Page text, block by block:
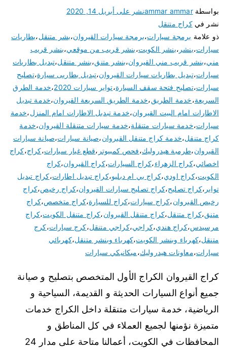
بواسطةammar ammarنشر على أبريل 14, 2020
نشر فيكراج متنقل
ذو علامة برمجة سيارات،برمجة سيارات القيروان،بشر متنقل،بطاريات
سيارات،بنشر ،بنشر الكويت،بنشر قريب من موقعي،بنشر قريب
مني،بنشر قريب مني القيروان،بنشر متنق،بنشر متنقل،تبديل بطاريات
سيارات،تبديل بطاريات سيارات القيروان،تبديل بطاريى سيارة،تصليح
سيارات،تصليح فتحة سقف السيارة،تواير سيارات 2020 ،خدمة الطرق
السريعة،خدمة الطريق،خدمة الطريق السريعة القيروان،خدمة تبديل
الاطارات امام البيت القيروان،خدمة تبديل الاطارات امام المنزل،خدمة
سيارات،خدمة سيارات متنقلة،خدمة سيارات متنقلة القيروان،خدمة
كراج متنقل،خدمة كراج متنقل القيروان،صيانة سيارات،صيانة سيارات
القيروان،طرمبة هيدروليك،فحص كمبيوتر ،قطع غيار سيارات،كراج،كراج
اخصائي،كراج الزهراء،كراج السيارات،كراج القيروان،كراج
الكويت،كراج اودي،كراج بي ام دبليو،كراج تبديل اطارات،كراج تبديل
تواير ،كراج تصليح،كراج تصليح سيارات القيروان،كراج رخيص،كراج
رخيص القيروان،كراج سيارات،كراج للسيارة،كراج متخصص،كراج
متنق،كراج متنقل،كراج متنقل القيروان،كراج متنقل الكويت،كراج
مرسيدس،كراج هندي،كراجي،كراجي متنقل،كرج سيارات،كرج
متنقل،كهرباء وبنشر الكويت،كهرباء وبنشر متنقل،كهربائي
سيارات،معاونات هيدروليك،ميكانيكي سيارات
كراج القيروان الكراج الأول المتخصص بتصليح و صيانة
جميع أنواع السيارات الحديثة و القديمة، السياحية و
الرياضية، خدمة سيارات متنقلة داخل الكراج خدمات
متميزة نؤمنها لجميع العملاء في كل المناطق و
المحافظات في الكويت، أعمالنا متاحة على مدار 24